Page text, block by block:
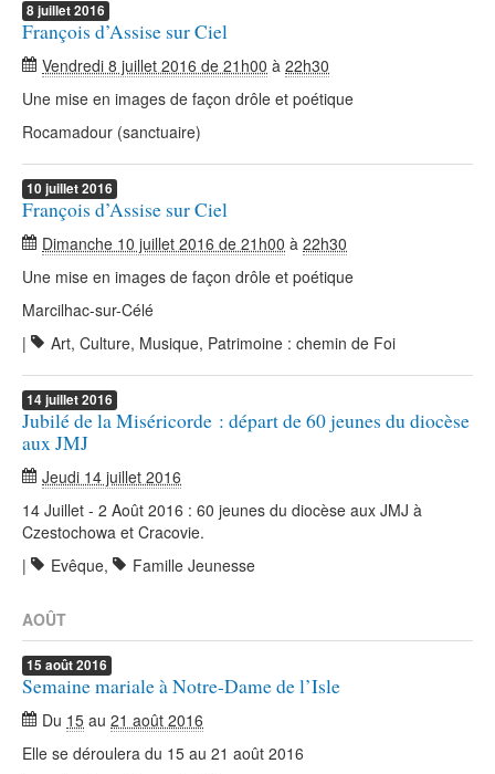
8juillet2016
François d’Assise sur Ciel
Vendredi 8 juillet 2016 de 21h00 à 22h30
Une mise en images de façon drôle et poétique
Rocamadour (sanctuaire)
10 juillet2016
François d’Assise sur Ciel
Dimanche 10 juillet 2016 de 21h00 à 22h30
Une mise en images de façon drôle et poétique
Marcilhac-sur-Célé
|
Art, Culture, Musique, Patrimoine : chemin de Foi
14juillet2016
Jubilé de la Miséricorde : départ de 60 jeunes du diocèse
aux JMJ
Jeudi 14 juillet 2016
14 Juillet - 2 Août 2016 : 60 jeunes du diocèse aux JMJ à
Czestochowa et Cracovie.
|
Evêque, Famille Jeunesse
AOÛT
15 août2016
Semaine mariale à Notre-Dame de l’Isle
Du 15 au 21 août 2016
Elle se déroulera du 15 au 21 août 2016